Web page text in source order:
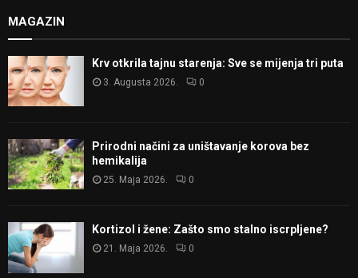
MAGAZIN
Krv otkrila tajnu starenja: Sve se mijenja tri puta
3. Augusta 2026. 0
Prirodni načini za uništavanje korova bez
hemikalija
25. Maja 2026. 0
Kortizol i žene: Zašto smo stalno iscrpljene?
21. Maja 2026. 0